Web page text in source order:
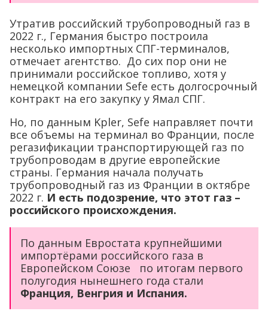
Утратив российский трубопроводный газ в
2022 г., Германия быстро построила
несколько импортных СПГ-терминалов,
отмечает агентство. До сих пор они не
принимали российское топливо, хотя у
немецкой компании Sefe есть долгосрочный
контракт на его закупку у Ямал СПГ.
Но, по данным Kpler, Sefe направляет почти
все объемы на терминал во Франции, после
регазификации транспортирующей газ по
трубопроводам в другие европейские
страны. Германия начала получать
трубопроводный газ из Франции в октябре
2022 г. И есть подозрение, что этот газ –
российского происхождения.
По данным Евростата крупнейшими
импортёрами российского газа в
Европейском Союзе по итогам первого
полугодия нынешнего года стали
Франция, Венгрия и Испания.